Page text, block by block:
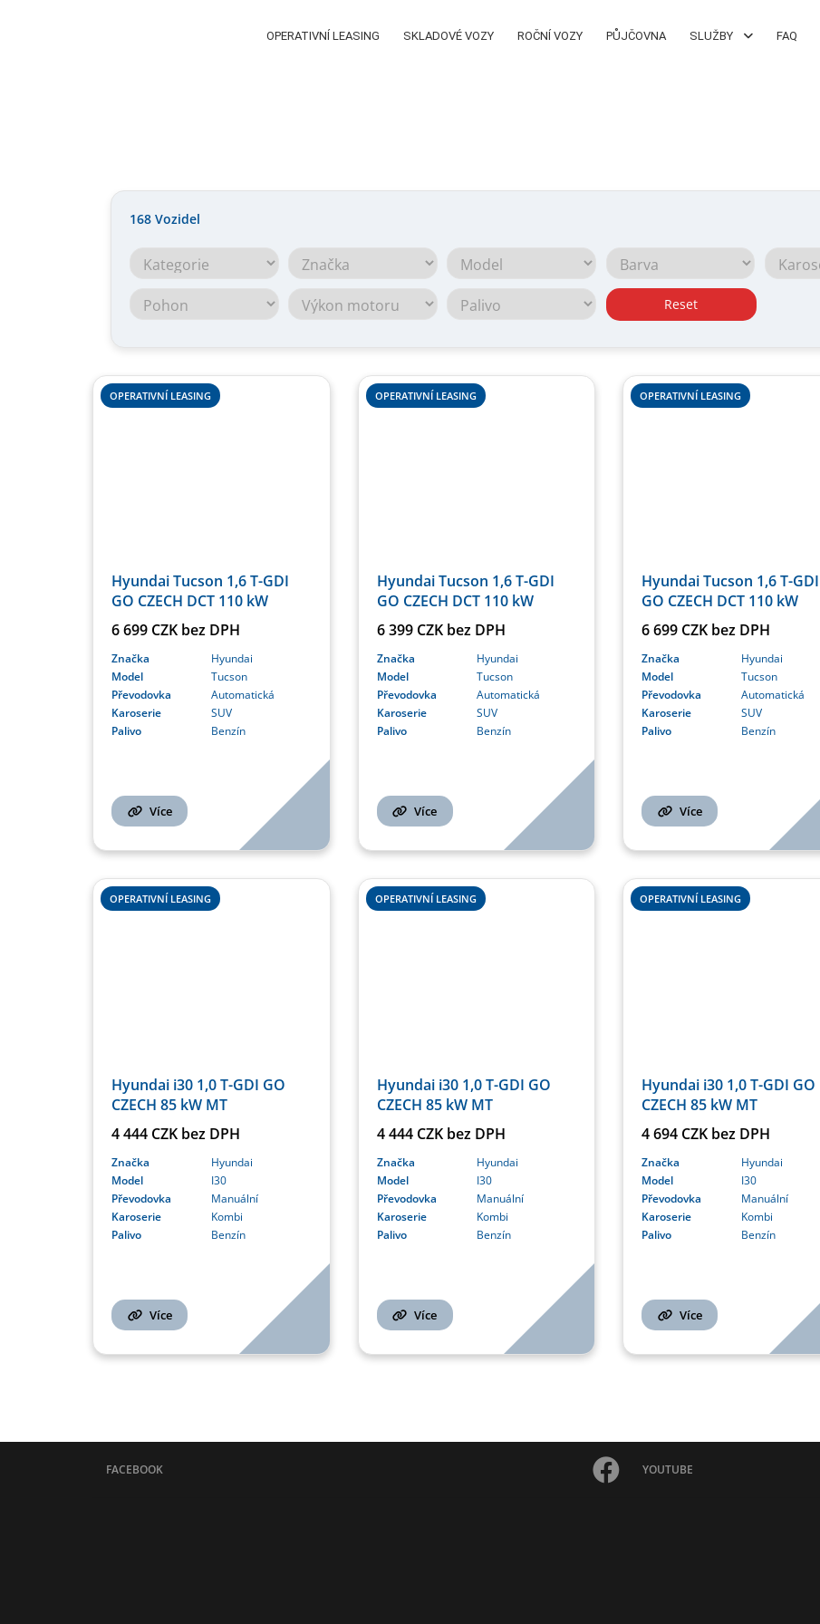
OPERATIVNÍ LEASING SKLADOVÉ VOZY ROČNÍ VOZY PŮJČOVNA SLUŽBY FAQ
168 Vozidel
Reset
OPERATIVNÍ LEASING
Hyundai Tucson 1,6 T-GDI
GO CZECH DCT 110 kW
6 699 CZK bez DPH
Značka
Hyundai
Model
Tucson
Převodovka
Automatická
Karoserie
SUV
Palivo
Benzín
Více
OPERATIVNÍ LEASING
Hyundai Tucson 1,6 T-GDI
GO CZECH DCT 110 kW
6 399 CZK bez DPH
Značka
Hyundai
Model
Tucson
Převodovka
Automatická
Karoserie
SUV
Palivo
Benzín
Více
OPERATIVNÍ LEASING
Hyundai Tucson 1,6 T-GDI
GO CZECH DCT 110 kW
6 699 CZK bez DPH
Značka
Hyundai
Model
Tucson
Převodovka
Automatická
Karoserie
SUV
Palivo
Benzín
Více
OPERATIVNÍ LEASING
Hyundai i30 1,0 T-GDI GO
CZECH 85 kW MT
4 444 CZK bez DPH
Značka
Hyundai
Model
I30
Převodovka
Manuální
Karoserie
Kombi
Palivo
Benzín
Více
OPERATIVNÍ LEASING
Hyundai i30 1,0 T-GDI GO
CZECH 85 kW MT
4 444 CZK bez DPH
Značka
Hyundai
Model
I30
Převodovka
Manuální
Karoserie
Kombi
Palivo
Benzín
Více
OPERATIVNÍ LEASING
Hyundai i30 1,0 T-GDI GO
CZECH 85 kW MT
4 694 CZK bez DPH
Značka
Hyundai
Model
I30
Převodovka
Manuální
Karoserie
Kombi
Palivo
Benzín
Více
FACEBOOK YOUTUBE